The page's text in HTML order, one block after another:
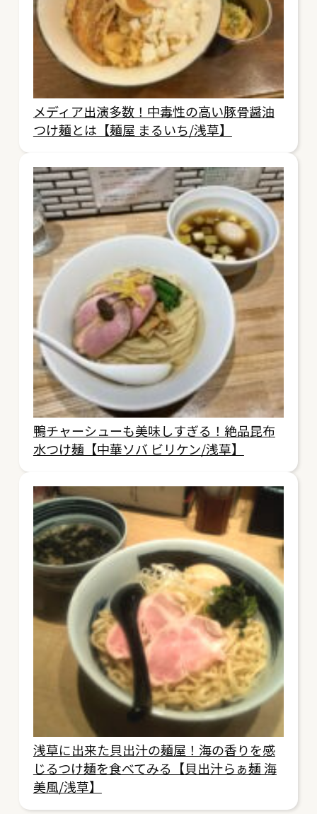
メディア出演多数！中毒性の高い豚骨醤油
つけ麺とは【麺屋 まるいち/浅草】
鴨チャーシューも美味しすぎる！絶品昆布
水つけ麺【中華ソバ ビリケン/浅草】
浅草に出来た貝出汁の麺屋！海の香りを感
じるつけ麺を食べてみる【貝出汁らぁ麺 海
美風/浅草】